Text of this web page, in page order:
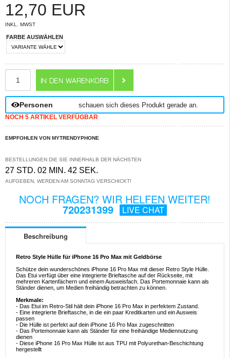
12,70 EUR
INKL. MWST
FARBE AUSWÄHLEN
Personen schauen sich dieses Produkt gerade an.
NOCH 5 ARTIKEL VERFÜGBAR
EMPFOHLEN VON MYTRENDYPHONE
BESTELLUNGEN DIE SIE INNERHALB DER NÄCHSTEN
27 STD. 02 MIN. 41 SEK.
AUFGEBEN, WERDEN AM SONNTAG VERSCHICKT!
NOCH FRAGEN? WIR HELFEN WEITER!
720231399 LIVE CHAT
Beschreibung
Retro Style Hülle für iPhone 16 Pro Max mit Geldbörse
Schütze dein wunderschönes iPhone 16 Pro Max mit dieser Retro Style Hülle.
Das Etui verfügt über eine integrierte Brieftasche auf der Rückseite, mit
mehreren Kartenfächern und einem Ausweisfach. Das Portemonnaie kann als
Ständer dienen, um Medien freihändig betrachten zu können.
Merkmale:
- Das Etui im Retro-Stil hält dein iPhone 16 Pro Max in perfektem Zustand.
- Eine integrierte Brieftasche, in die ein paar Kreditkarten und ein Ausweis
passen
- Die Hülle ist perfekt auf dein iPhone 16 Pro Max zugeschnitten
- Das Portemonnaie kann als Ständer für eine freihändige Mediennutzung
dienen
- Diese iPhone 16 Pro Max Hülle ist aus TPU mit Polyurethan-Beschichtung
hergestellt